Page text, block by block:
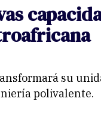
su
polivalente.